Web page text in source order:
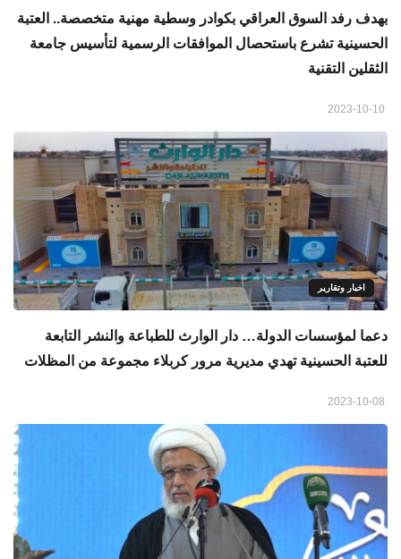
بهدف رفد السوق العراقي بكوادر وسطية مهنية متخصصة.. العتبة
الحسينية تشرع باستحصال الموافقات الرسمية لتأسيس جامعة
الثقلين التقنية
اخبار وتقارير
دعما لمؤسسات الدولة… دار الوارث للطباعة والنشر التابعة
للعتبة الحسينية تهدي مديرية مرور كربلاء مجموعة من المظلات